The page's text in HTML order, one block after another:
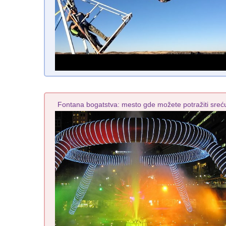
Fontana bogatstva: mesto gde možete potražiti